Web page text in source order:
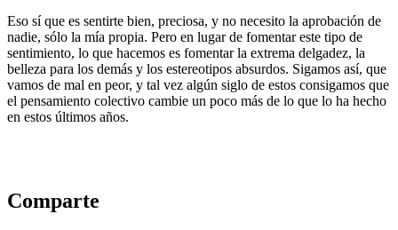
Eso sí que es sentirte bien, preciosa, y no necesito la aprobación de
nadie, sólo la mía propia. Pero en lugar de fomentar este tipo de
sentimiento, lo que hacemos es fomentar la extrema delgadez, la
belleza para los demás y los estereotipos absurdos. Sigamos así, que
vamos de mal en peor, y tal vez algún siglo de estos consigamos que
el pensamiento colectivo cambie un poco más de lo que lo ha hecho
en estos últimos años.
Comparte